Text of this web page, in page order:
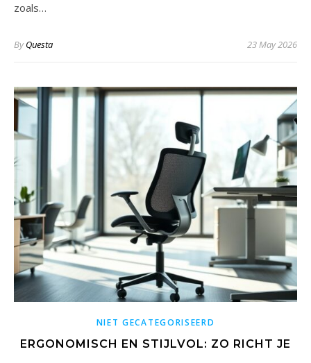
zoals…
ByQuesta 23 May 2026
NIET GECATEGORISEERD
ERGONOMISCH EN STIJLVOL: ZO RICHT JE